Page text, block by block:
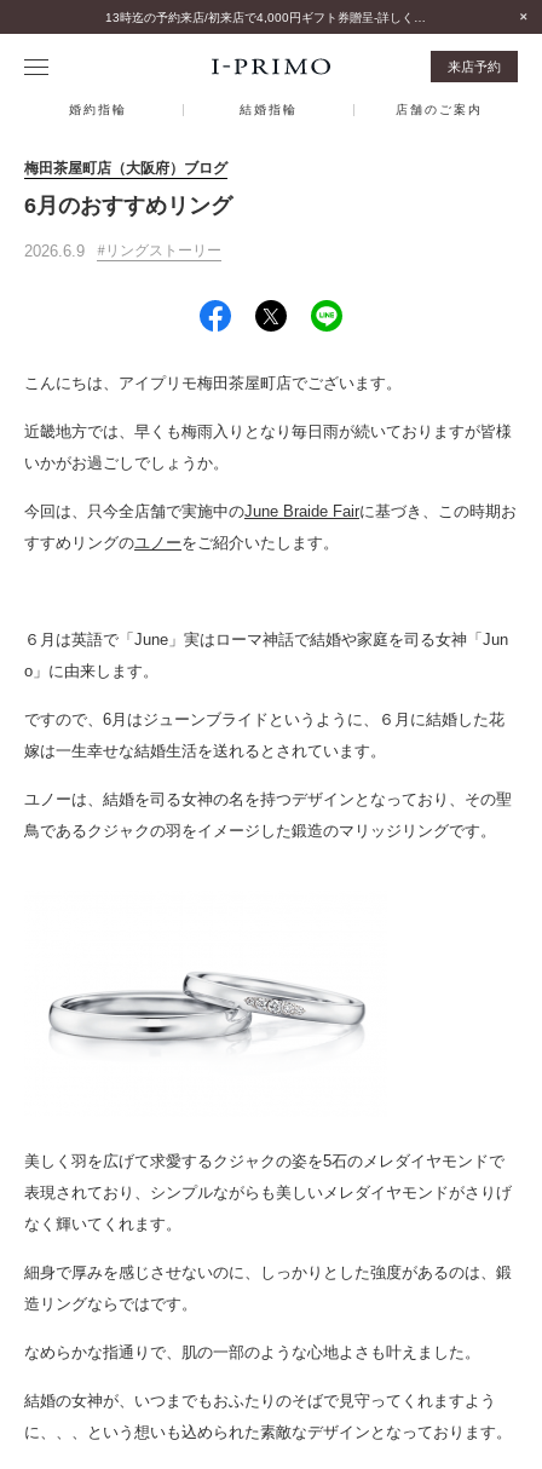
来店予約
婚約指輪 結婚指輪 店舗のご案内
梅田茶屋町店（大阪府）ブログ
6月のおすすめリング
2026.6.9 リングストーリー
こんにちは、アイプリモ梅田茶屋町店でございます。
近畿地方では、早くも梅雨入りとなり毎日雨が続いておりますが皆様
いかがお過ごしでしょうか。
今回は、只今全店舗で実施中のJune Braide Fairに基づき、この時期お
すすめリングのユノーをご紹介いたします。
６月は英語で「June」実はローマ神話で結婚や家庭を司る女神「Jun
o」に由来します。
ですので、6月はジューンブライドというように、６月に結婚した花
嫁は一生幸せな結婚生活を送れるとされています。
ユノーは、結婚を司る女神の名を持つデザインとなっており、その聖
鳥であるクジャクの羽をイメージした鍛造のマリッジリングです。
美しく羽を広げて求愛するクジャクの姿を5石のメレダイヤモンドで
表現されており、シンプルながらも美しいメレダイヤモンドがさりげ
なく輝いてくれます。
細身で厚みを感じさせないのに、しっかりとした強度があるのは、鍛
造リングならではです。
なめらかな指通りで、肌の一部のような心地よさも叶えました。
結婚の女神が、いつまでもおふたりのそばで見守ってくれますよう
に、、、という想いも込められた素敵なデザインとなっております。